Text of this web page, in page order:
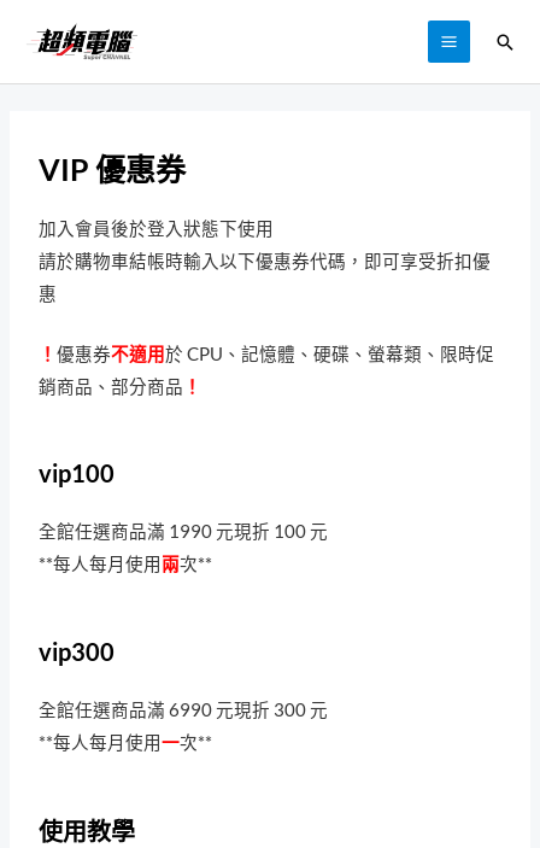
VIP 優惠券
加入會員後於登入狀態下使用
請於購物車結帳時輸入以下優惠券代碼，即可享受折扣優
惠
！優惠券不適用於 CPU、記憶體、硬碟、螢幕類、限時促
銷商品、部分商品 ！
vip100
全館任選商品滿 1990 元現折 100 元
**每人每月使用 兩次**
vip300
全館任選商品滿 6990 元現折 300 元
**每人每月使用一次**
使用教學